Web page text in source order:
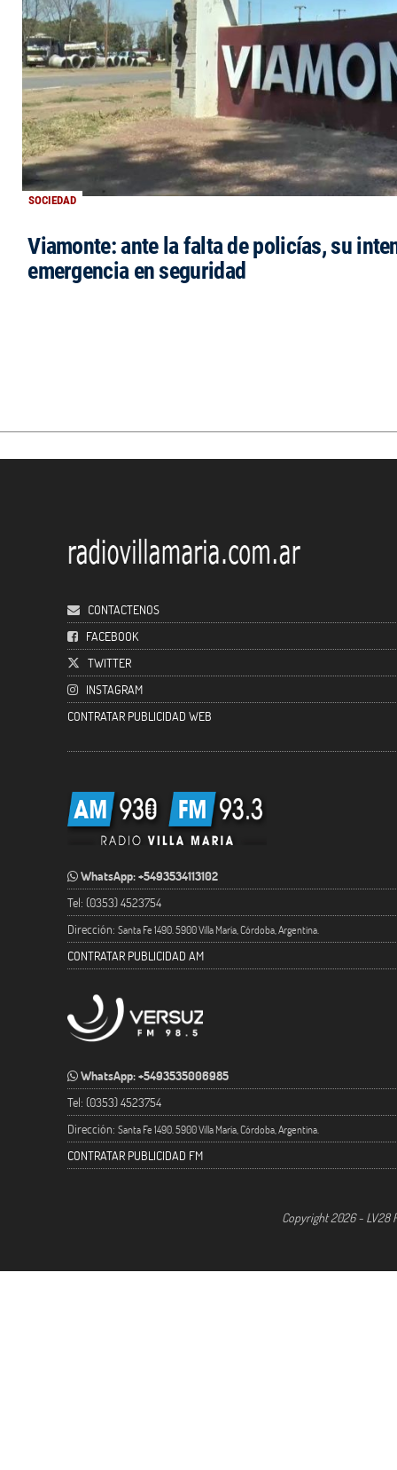
SOCIEDAD
Viamonte: ante la falta de policías, su
emergencia en seguridad
CONTACTENOS
FACEBOOK
TWITTER
INSTAGRAM
CONTRATAR PUBLICIDAD WEB
WhatsApp: +5493534113102
Tel: (0353) 4523754
Dirección: Santa Fe 1490. 5900 Villa María, Córdoba, Argentina.
CONTRATAR PUBLICIDAD AM
WhatsApp: +5493535006985
Tel: (0353) 4523754
Dirección: Santa Fe 1490. 5900 Villa María, Córdoba, Argentina.
CONTRATAR PUBLICIDAD FM
Copyright 2026 - LV28